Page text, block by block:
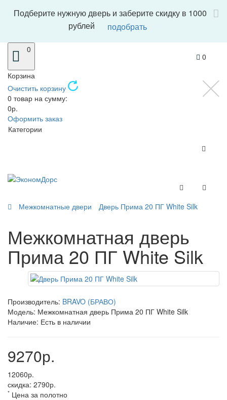
Подберите нужную дверь и заберите скидку в 1000
рублей
подобрать
0
0
Корзина
Очистить корзину
0 товар на сумму:
0р.
Оформить заказ
Категории
Межкомнатные двери Дверь Прима 20 ПГ White Silk
Межкомнатная дверь
Прима 20 ПГ White Silk
Производитель: BRAVO (БРАВО)
Модель: Межкомнатная дверь Прима 20 ПГ White Silk
Наличие: Есть в наличии
9270р.
12060р.
скидка: 2790р.
* Цена за полотно